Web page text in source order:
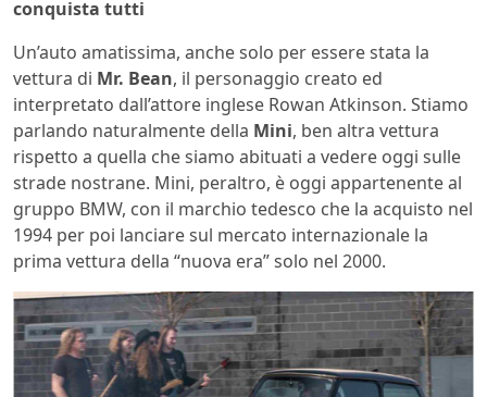
conquista tutti
Un’auto amatissima, anche solo per essere stata la
vettura di Mr. Bean, il personaggio creato ed
interpretato dall’attore inglese Rowan Atkinson. Stiamo
parlando naturalmente della Mini, ben altra vettura
rispetto a quella che siamo abituati a vedere oggi sulle
strade nostrane. Mini, peraltro, è oggi appartenente al
gruppo BMW, con il marchio tedesco che la acquisto nel
1994 per poi lanciare sul mercato internazionale la
prima vettura della “nuova era” solo nel 2000.